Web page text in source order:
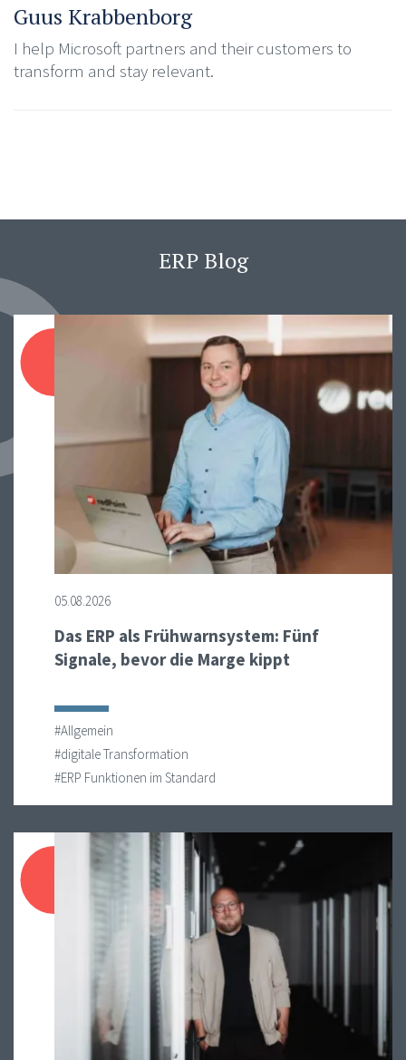
Guus Krabbenborg
I help Microsoft partners and their customers to
transform and stay relevant.
ERP Blog
05.08.2026
Das ERP als Frühwarnsystem: Fünf
Signale, bevor die Marge kippt
#Allgemein
#digitale Transformation
#ERP Funktionen im Standard